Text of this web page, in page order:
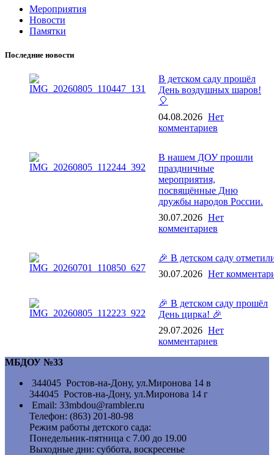
Мероприятия
Новости
Памятки
Последние новости
В детском саду прошёл
День воздушных шаров!
🎈
04.08.2026 Нет
комментариев
В нашем ДОУ прошли
праздничные
мероприятия,
посвящённые Дню
дружбы народов России.
30.07.2026 Нет
комментариев
🎉 В детском саду
30.07.2026 Нет
🎉 В детском саду прошёл
День цирка! 🎉
29.07.2026 Нет
комментариев
МБДОУ №33
344045 Ростов-на-Дону, ул.Миронова 14 в
344045 Ростов-на-Дону, ул.Миронова 14 г
Email: 33mbdou@rambler.ru
Телефон: (863) 201-80-98
Режим работы детского сада:
Понедельник-пятница с 7.00 до 19.00
Выходные дни: суббота, воскресенье